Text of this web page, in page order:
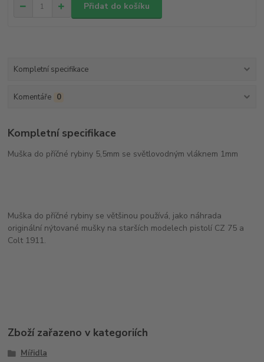
Přidat do košíku
Kompletní specifikace
Komentáře 0
Kompletní specifikace
Muška do příčné rybiny 5,5mm se světlovodným vláknem 1mm
Muška do příčné rybiny se většinou používá, jako náhrada
originální nýtované mušky na starších modelech pistolí CZ 75 a
Colt 1911.
Zboží zařazeno v kategoriích
Mířidla